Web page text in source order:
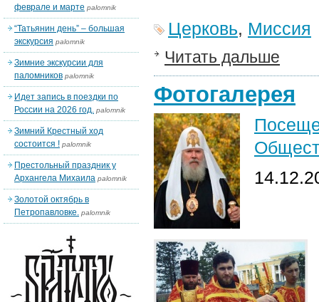
Церковь, Миссия
Читать дальше
Фотогалерея
феврале и марте palomnik
“Татьянин день” – большая
экскурсия palomnik
Зимние экскурсии для
паломников palomnik
Идет запись в поездки по
России на 2026 год. palomnik
Зимний Крестный ход
состоится ! palomnik
Престольный праздник у
Архангела Михаила palomnik
Золотой октябрь в
Петропавловке. palomnik